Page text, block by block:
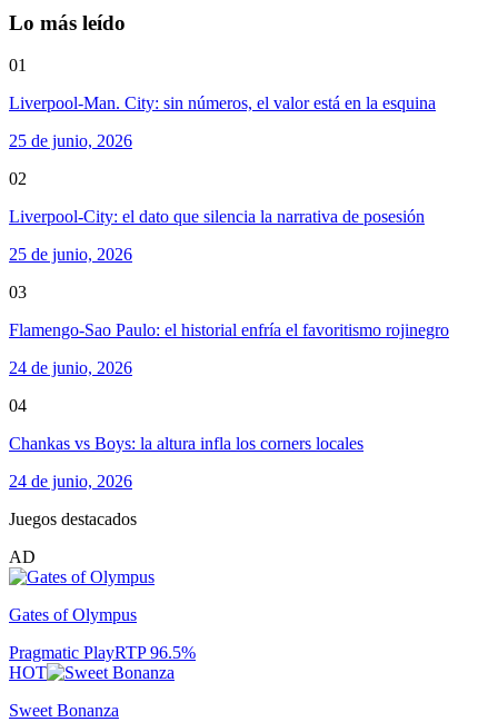
Lo más leído
01
Liverpool-Man. City: sin números, el valor está en la esquina
25 de junio, 2026
02
Liverpool-City: el dato que silencia la narrativa de posesión
25 de junio, 2026
03
Flamengo-Sao Paulo: el historial enfría el favoritismo rojinegro
24 de junio, 2026
04
Chankas vs Boys: la altura infla los corners locales
24 de junio, 2026
Juegos destacados
AD
Gates of Olympus
Pragmatic PlayRTP96.5%
HOT
Sweet Bonanza